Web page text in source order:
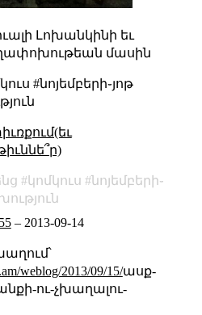
Լոխանկինի եւ
մասին
#նոյեմբերի֊յոթ
կոմկուս
նոյեմբերի֊
– 2013-09-14
weblog/2013/09/15/ասք-
ու-չխաղալու-